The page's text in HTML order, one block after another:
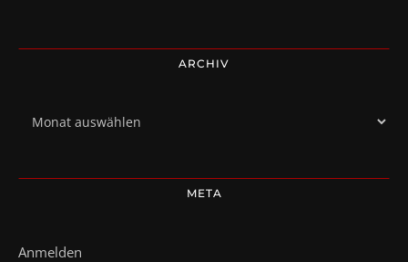
ARCHIV
META
Anmelden